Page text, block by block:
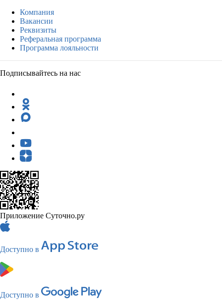
Компания
Вакансии
Реквизиты
Реферальная программа
Программа лояльности
Подписывайтесь на нас
Приложение Суточно.ру
Доступно в
Доступно в